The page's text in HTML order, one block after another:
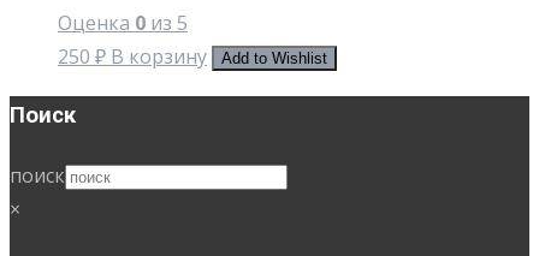
Оценка 0 из 5
250 ₽ В корзину Add to Wishlist
Поиск
поиск
×